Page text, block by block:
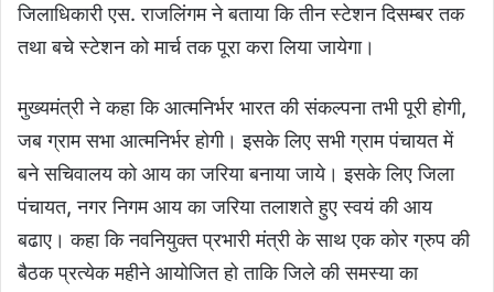
जिलाधिकारी एस. राजलिंगम ने बताया कि तीन स्टेशन दिसम्बर तक
तथा बचे स्टेशन को मार्च तक पूरा करा लिया जायेगा।
मुख्यमंत्री ने कहा कि आत्मनिर्भर भारत की संकल्पना तभी पूरी होगी,
जब ग्राम सभा आत्मनिर्भर होगी। इसके लिए सभी ग्राम पंचायत में
बने सचिवालय को आय का जरिया बनाया जाये। इसके लिए जिला
पंचायत, नगर निगम आय का जरिया तलाशते हुए स्वयं की आय
बढाए। कहा कि नवनियुक्त प्रभारी मंत्री के साथ एक कोर ग्रुप की
बैठक प्रत्येक महीने आयोजित हो ताकि जिले की समस्या का